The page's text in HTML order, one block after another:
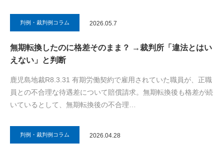
判例・裁判例コラム 2026.05.7
無期転換したのに格差そのまま？ →裁判所「違法とはい
えない」と判断
鹿児島地裁R8.3.31 有期労働契約で雇用されていた職員が、正職
員との不合理な待遇差について賠償請求。無期転換後も格差が続
いているとして、無期転換後の不合理…
判例・裁判例コラム 2026.04.28